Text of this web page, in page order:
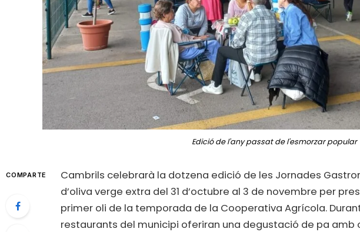
Edició de l'any passat de l'esmorzar popular
COMPARTE
Cambrils celebrarà la dotzena edició de les Jornades
d’oliva verge extra del 31 d’octubre al 3 de novembre per
primer oli de la temporada de la Cooperativa Agrícola.
restaurants del municipi oferiran una degustació de pa amb